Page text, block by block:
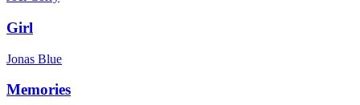
Girl
Jonas Blue
Memories